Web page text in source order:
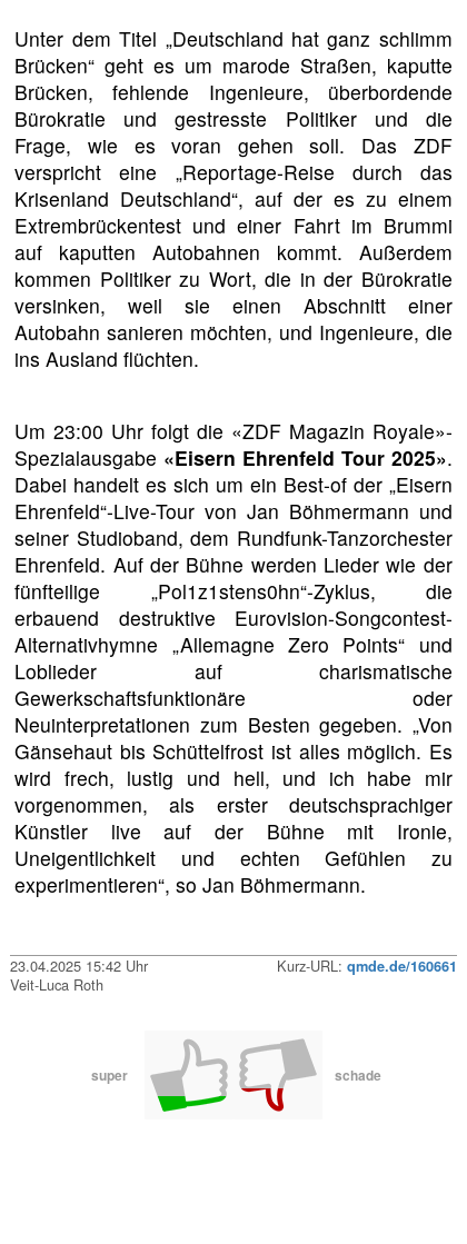
Unter dem Titel „Deutschland hat ganz schlimm
Brücken“ geht es um marode Straßen, kaputte
Brücken, fehlende Ingenieure, überbordende
Bürokratie und gestresste Politiker und die
Frage, wie es voran gehen soll. Das ZDF
verspricht eine „Reportage-Reise durch das
Krisenland Deutschland“, auf der es zu einem
Extrembrückentest und einer Fahrt im Brummi
auf kaputten Autobahnen kommt. Außerdem
kommen Politiker zu Wort, die in der Bürokratie
versinken, weil sie einen Abschnitt einer
Autobahn sanieren möchten, und Ingenieure, die
ins Ausland flüchten.
Um 23:00 Uhr folgt die «ZDF Magazin Royale»-
Spezialausgabe «Eisern Ehrenfeld Tour 2025».
Dabei handelt es sich um ein Best-of der „Eisern
Ehrenfeld“-Live-Tour von Jan Böhmermann und
seiner Studioband, dem Rundfunk-Tanzorchester
Ehrenfeld. Auf der Bühne werden Lieder wie der
fünfteilige „Pol1z1stens0hn“-Zyklus, die
erbauend destruktive Eurovision-Songcontest-
Alternativhymne „Allemagne Zero Points“ und
Loblieder auf charismatische
Gewerkschaftsfunktionäre oder
Neuinterpretationen zum Besten gegeben. „Von
Gänsehaut bis Schüttelfrost ist alles möglich. Es
wird frech, lustig und hell, und ich habe mir
vorgenommen, als erster deutschsprachiger
Künstler live auf der Bühne mit Ironie,
Uneigentlichkeit und echten Gefühlen zu
experimentieren“, so Jan Böhmermann.
23.04.2025 15:42 Uhr Kurz-URL: qmde.de/160661
Veit-Luca Roth
super schade